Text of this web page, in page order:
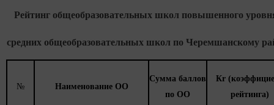
Рейтинг общеобразовательных школ повышенного
средних общеобразовательных школ по Черемшанскому
№ Наименование ОО
Сумма баллов
по ОО
Кr
рейтинга)